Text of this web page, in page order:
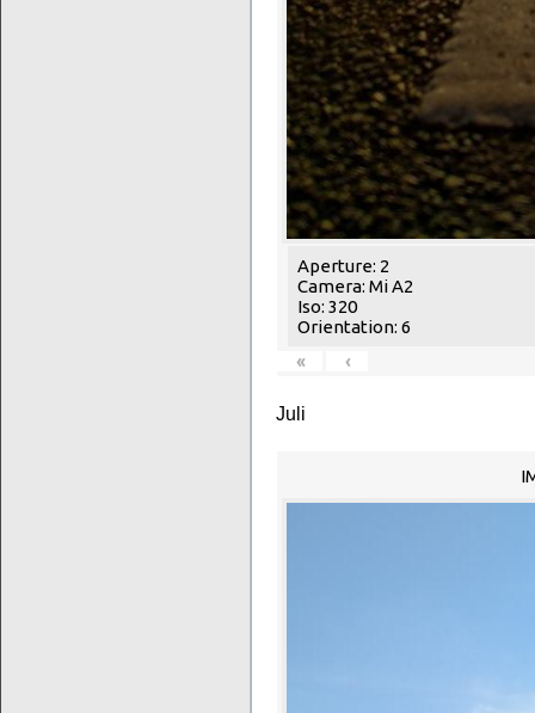
Aperture: 2
Camera: Mi A2
Iso: 320
Orientation: 6
«
‹
Juli